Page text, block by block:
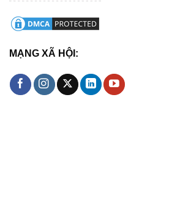
MẠNG XÃ HỘI: